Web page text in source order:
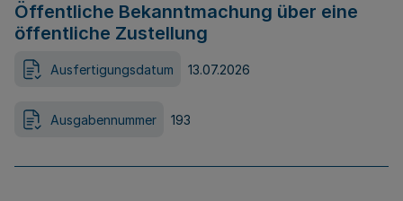
Öffentliche Bekanntmachung über eine
öffentliche Zustellung
Ausfertigungsdatum 13.07.2026
Ausgabennummer 193